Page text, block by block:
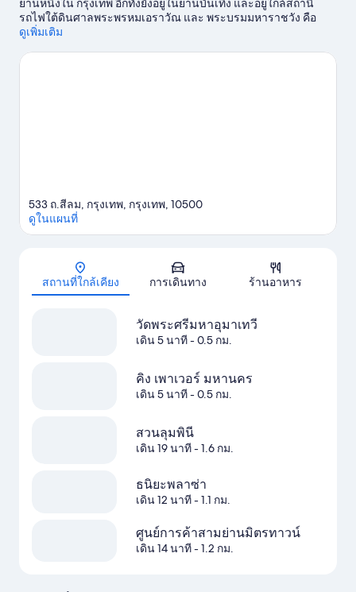
ย่านหนึ่งใน กรุงเทพ อีกทั้งยังอยู่ในย่านบันเทิง และอยู่ใกล้สถานี
รถไฟใต้ดินศาลพระพรหมเอราวัณ และ พระบรมมหาราชวัง คือ
แลนด์มาร์คสำคัญที่ถ้าพลาดชมคงเสียดายแย่ แต่ถ้าอยากไปชม
เจ้าพระยา ถ้าใครกำลังมองหากิจกรรมหรือเกมสนุกๆ ระหว่างเที่ยว
ดูเพิ่มเติม
แผนที่
533 ถ.สีลม, กรุงเทพ, กรุงเทพ, 10500
ดูในแผนที่
สถานที่ใกล้เคียง การเดินทาง ร้านอาหาร
วัดพระศรีมหาอุมาเทวี
เดิน 5 นาที- 0.5 กม.
คิง เพาเวอร์ มหานคร
เดิน 5 นาที- 0.5 กม.
สวนลุมพินี
เดิน 19 นาที- 1.6 กม.
ธนิยะพลาซ่า
เดิน 12 นาที- 1.1 กม.
ศูนย์การค้าสามย่านมิตรทาวน์
เดิน 14 นาที- 1.2 กม.